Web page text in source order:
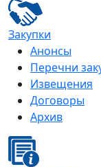
Закупки
Анонсы
Перечни
Извещения
Договоры
Архив